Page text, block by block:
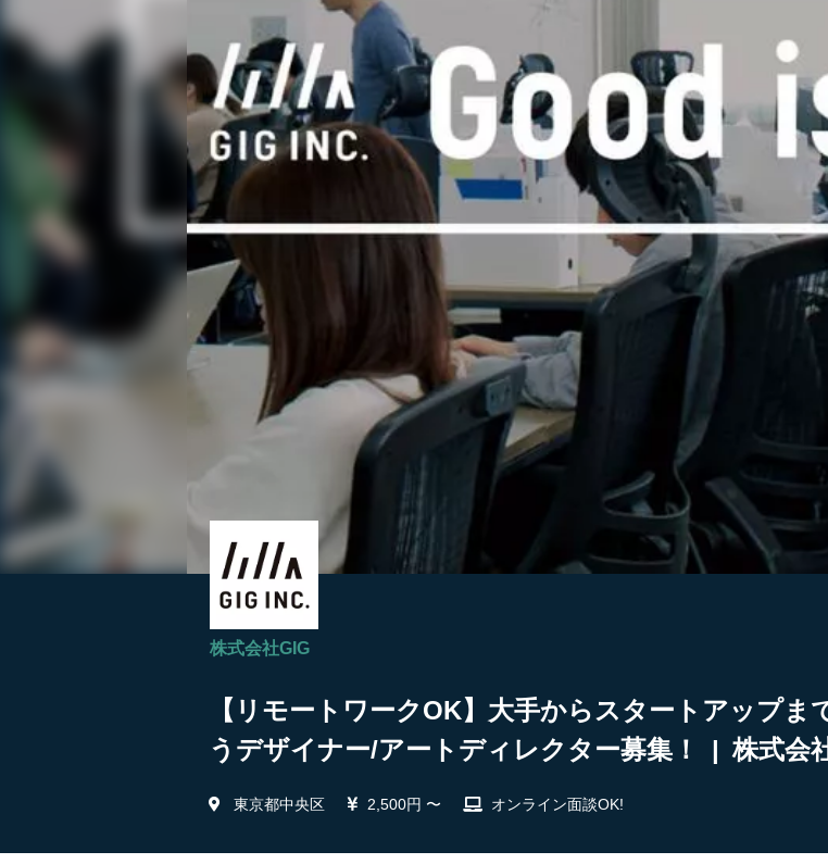
株式会社GIG
【リモートワークOK】大手からスタートアップま
うデザイナー/アートディレクター募集！ | 株式会
東京都中央区 2,500円 〜 オンライン面談OK!